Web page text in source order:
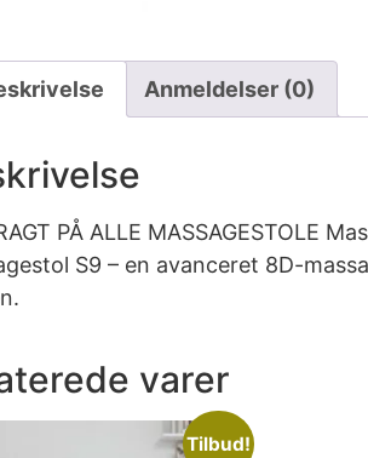
Anmeldelser (0)
PÅ ALLE MASSAGESTOLE
S9 – en avanceret 8D-
varer
Tilbud!